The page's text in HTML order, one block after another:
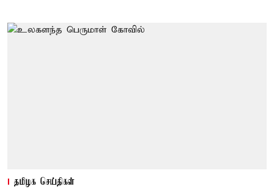
தமிழக செய்திகள்